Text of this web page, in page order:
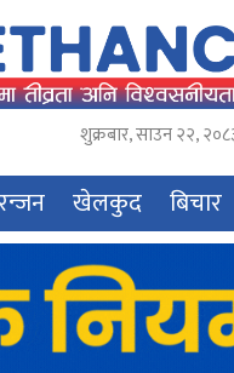
शुक्रबार,साउन२२,
खेलकुद बिचार